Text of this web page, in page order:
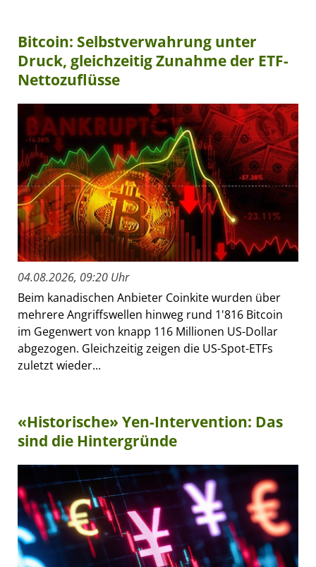
Bitcoin: Selbstverwahrung unter
Druck, gleichzeitig Zunahme der ETF-
Nettozuflüsse
04.08.2026, 09:20 Uhr
Beim kanadischen Anbieter Coinkite wurden über
mehrere Angriffswellen hinweg rund 1'816 Bitcoin
im Gegenwert von knapp 116 Millionen US-Dollar
abgezogen. Gleichzeitig zeigen die US-Spot-ETFs
zuletzt wieder...
«Historische» Yen-Intervention: Das
sind die Hintergründe